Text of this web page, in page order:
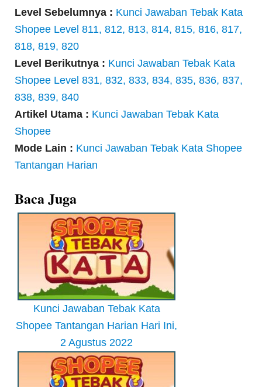
Level Sebelumnya : Kunci Jawaban Tebak Kata
Shopee Level 811, 812, 813, 814, 815, 816, 817,
818, 819, 820
Level Berikutnya : Kunci Jawaban Tebak Kata
Shopee Level 831, 832, 833, 834, 835, 836, 837,
838, 839, 840
Artikel Utama : Kunci Jawaban Tebak Kata
Shopee
Mode Lain : Kunci Jawaban Tebak Kata Shopee
Tantangan Harian
Baca Juga
Kunci Jawaban Tebak Kata
Shopee Tantangan Harian Hari Ini,
2 Agustus 2022